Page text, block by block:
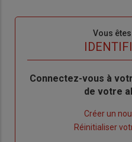
Vous
Body
Connectez-vous à
de votre
Créer un
Réinitialiser